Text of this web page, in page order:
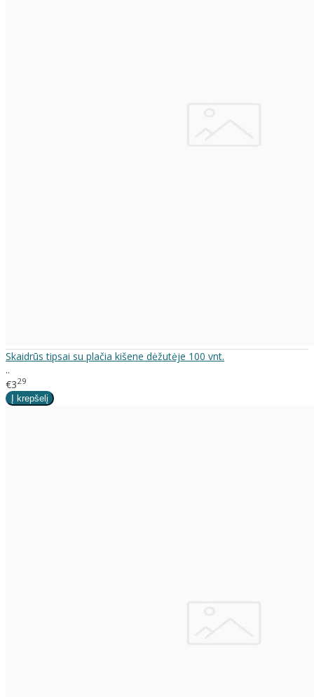
Skaidrūs tipsai su plačia kišene dėžutėje 100 vnt.
..
€329